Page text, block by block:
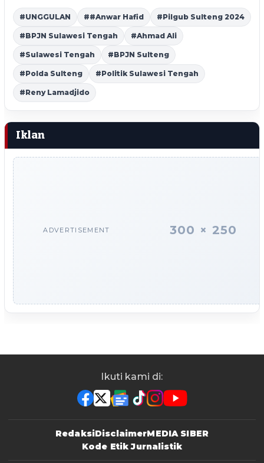
#UNGGULAN ##Anwar Hafid #Pilgub Sulteng 2024
#BPJN Sulawesi Tengah #Ahmad Ali
#Sulawesi Tengah #BPJN Sulteng
#Polda Sulteng #Politik Sulawesi Tengah
#Reny Lamadjido
Iklan
ADVERTISEMENT 300 × 250
Ikuti kami di:
RedaksiDisclaimerMEDIA SIBER
Kode Etik Jurnalistik